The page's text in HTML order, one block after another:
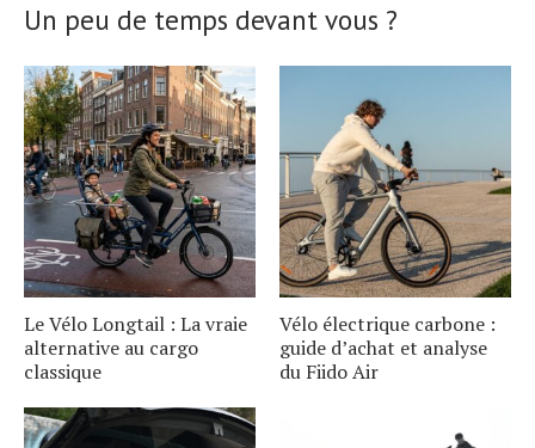
Un peu de temps devant vous ?
Le Vélo Longtail : La vraie
alternative au cargo
classique
Vélo électrique carbone :
guide d’achat et analyse
du Fiido Air